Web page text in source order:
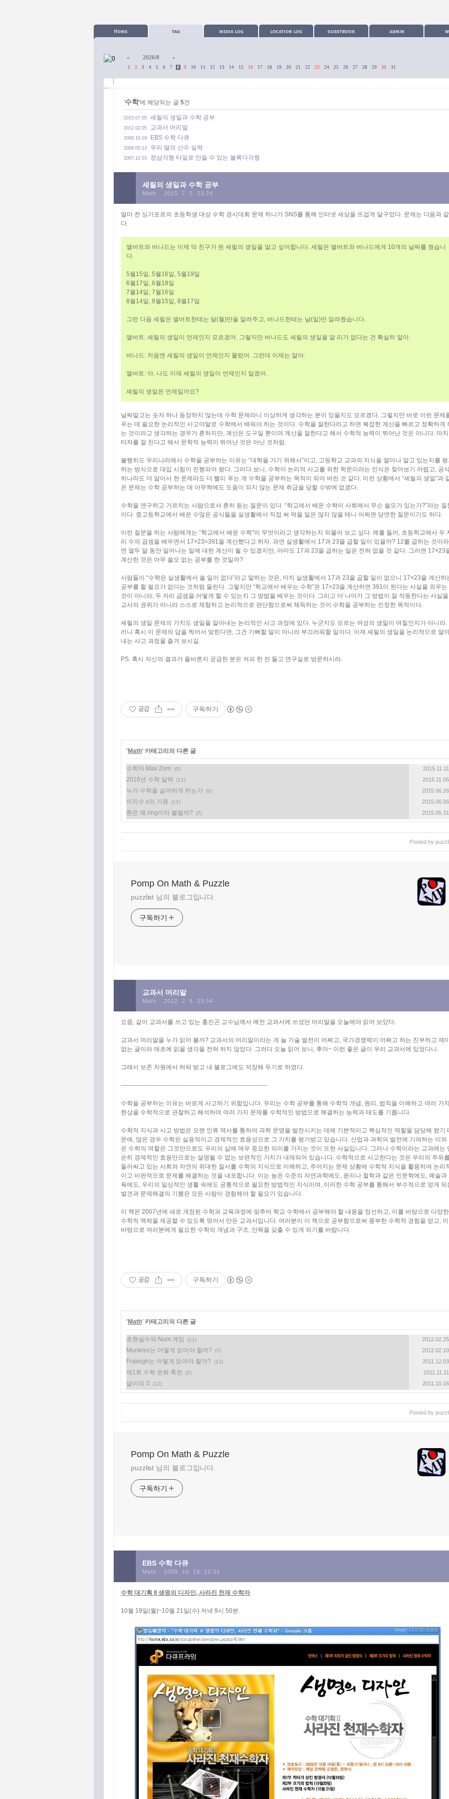
« 2026/8 »
1 2 3 4 5 6 7 8 9 10 11 12 13 14 15 16 17 18 19 20 21 22 23 24 25 26 27 28 29 30 31
'수학'에 해당되는 글 5건
2015.07.05 셰릴의 생일과 수학 공부
2012.02.05 교과서 머리말
2009.10.19 EBS 수학 다큐
2009.05.13 우리 딸의 산수 실력
2007.12.03 정삼각형 타일로 만들 수 있는 볼록다각형
셰릴의 생일과 수학 공부
Math 2015. 7. 5. 23:24
얼마 전 싱가포르의 초등학생 대상 수학 경시대회 문제 하나가 SNS를 통해 인터넷 세상을 뜨겁게 달구었다. 문제는 다음과 같
다.
앨버트와 버나드는 이제 막 친구가 된 셰릴의 생일을 알고 싶어합니다. 셰릴은 앨버트와 버나드에게 10개의 날짜를 줬습니
다.
5월15일, 5월16일, 5월19일
6월17일, 6월18일
7월14일, 7월16일
8월14일, 8월15일, 8월17일
그런 다음 셰릴은 앨버트한테는 달(월)만을 알려주고, 버나드한테는 날(일)만 알려줬습니다.
앨버트: 셰릴의 생일이 언제인지 모르겠어. 그렇지만 버나드도 셰릴의 생일을 알 리가 없다는 건 확실히 알아.
버나드: 처음엔 셰릴의 생일이 언제인지 몰랐어. 그런데 이제는 알아.
앨버트: 아, 나도 이제 셰릴의 생일이 언제인지 알겠어.
셰릴의 생일은 언제일까요?
날짜말고는 숫자 하나 등장하지 않는데 수학 문제라니 이상하게 생각하는 분이 있을지도 모르겠다. 그렇지만 바로 이런 문제
푸는 데 필요한 논리적인 사고야말로 수학에서 배워야 하는 것이다. 수학을 잘한다라고 하면 복잡한 계산을 빠르고 정확하게
는 것이라고 생각하는 경우가 흔하지만, 계산은 도구일 뿐이며 계산을 잘한다고 해서 수학적 능력이 뛰어난 것은 아니다. 마치
타자를 잘 친다고 해서 문학적 능력이 뛰어난 것은 아닌 것처럼.
불행히도 우리나라에서 수학을 공부하는 이유는 “대학을 가기 위해서”이고, 고등학교 교과의 지식을 얼마나 알고 있는지를
하는 방식으로 대입 시험이 진행되어 왔다. 그러다 보니, 수학이 논리적 사고를 위한 학문이라는 인식은 찾아보기 어렵고, 공
하나라도 더 알아서 한 문제라도 더 빨리 푸는 게 수학을 공부하는 목적이 되어 버린 것 같다. 이런 상황에서 “셰릴의 생일”과
은 문제는 수학 공부하는 데 아무짝에도 도움이 되지 않는 문제 취급을 당할 수밖에 없겠다.
수학을 연구하고 가르치는 사람으로서 흔히 듣는 질문이 있다. “학교에서 배운 수학이 사회에서 무슨 쓸모가 있는가?”라는 질
이다. 중고등학교에서 배운 수많은 공식들을 실생활에서 직접 써 먹을 일은 많지 않을 테니 어쩌면 당연한 질문이기도 하다.
이런 질문을 하는 사람에게는 “학교에서 배운 수학”이 무엇이라고 생각하는지 되물어 보고 싶다. 예를 들어, 초등학교에서 두
리 수의 곱셈을 배우면서 17×23=391을 계산했다고 하자. 과연 실생활에서 17과 23을 곱할 일이 있을까? 12를 곱하는 것이라
면 열두 달 동안 일어나는 일에 대한 계산이 될 수 있겠지만, 아마도 17과 23을 곱하는 일은 전혀 없을 것 같다. 그러면 17×23
계산한 것은 아무 쓸모 없는 공부를 한 것일까?
사람들이 “수학은 실생활에서 쓸 일이 없다”라고 말하는 것은, 마치 실생활에서 17과 23을 곱할 일이 없으니 17×23을 계산하
공부를 할 필요가 없다는 것처럼 들린다. 그렇지만 “학교에서 배우는 수학”은 17×23을 계산하면 391이 된다는 사실을 외우는
것이 아니라, 두 자리 곱셈을 어떻게 할 수 있는지 그 방법을 배우는 것이다. 그리고 더 나아가 그 방법이 잘 작동한다는 사실을
교사의 권위가 아니라 스스로 체험하고 논리적으로 판단함으로써 체득하는 것이 수학을 공부하는 진정한 목적이다.
셰릴의 생일 문제의 가치도 생일을 알아내는 논리적인 사고 과정에 있다. 누군지도 모르는 여성의 생일이 며칠인지가 아니라.
러니 혹시 이 문제의 답을 찍어서 맞힌다면, 그건 기뻐할 일이 아니라 부끄러워할 일이다. 이제 셰릴의 생일을 논리적으로 알
내는 사고 과정을 즐겨 보시길.
PS. 혹시 자신의 결과가 올바른지 궁금한 분은 커피 한 잔 들고 연구실로 방문하시라.
공감 구독하기
'Math' 카테고리의 다른 글
수학자 Max Zorn (0) 2015.11.11
2016년 수학 달력 (11) 2015.11.05
누가 수학을 싫어하게 하는가 (0) 2015.06.26
미지수 x의 기원 (11) 2015.06.06
환은 왜 ring이라 불릴까? (7) 2015.05.31
: Posted by
Pomp On Math & Puzzle
puzzlist 님의 블로그입니다.
구독하기
교과서 머리말
Math 2012. 2. 5. 23:54
요즘, 같이 교과서를 쓰고 있는 홍진곤 교수님께서 예전 교과서에 쓰셨던 머리말을 오늘에야 읽어 보았다.
교과서 머리말을 누가 읽어 볼까? 교과서의 머리말이라는 게 늘 기술 발전이 어쩌고, 국가경쟁력이 어쩌고 하는 진부하고 재
없는 글이라 애초에 읽을 생각을 전혀 하지 않았다. 그러다 오늘 읽어 보니, 후아~ 이런 좋은 글이 우리 교과서에 있었다니.
그래서 보존 차원에서 허락 받고 내 블로그에도 저장해 두기로 하였다.
-------------------------------------------------------------------------
수학을 공부하는 이유는 바르게 사고하기 위함입니다. 우리는 수학 공부를 통해 수학적 개념, 원리, 법칙을 이해하고 여러 가
현상을 수학적으로 관찰하고 해석하며 여러 가지 문제를 수학적인 방법으로 해결하는 능력과 태도를 기릅니다.
수학적 지식과 사고 방법은 오랜 인류 역사를 통하여 과학 문명을 발전시키는 데에 기본적이고 핵심적인 역할을 담당해 왔기
문에, 많은 경우 수학은 실용적이고 경제적인 효용성으로 그 가치를 평가받고 있습니다. 산업과 과학의 발전에 기여하는 이와
은 수학의 역할은 그것만으로도 우리의 삶에 매우 중요한 의미를 가지는 것이 또한 사실입니다. 그러나 수학이라는 교과에는
순히 경제적인 효용만으로는 설명될 수 없는 보편적인 가치가 내재되어 있습니다. 수학적으로 사고한다는 것은 우리의 주위
둘러싸고 있는 사회와 자연의 위대한 질서를 수학의 지식으로 이해하고, 주어지는 문제 상황에 수학적 지식을 활용하여 논리
이고 비판적으로 문제를 해결하는 것을 내포합니다. 이는 높은 수준의 자연과학에도, 윤리나 철학과 같은 인문학에도, 예술과
육에도, 우리의 일상적인 생활 속에도 공통적으로 필요한 방법적인 지식이며, 이러한 수학 공부를 통해서 부수적으로 얻게 되
발견과 문제해결의 기쁨은 모든 사람이 경험해야 할 필요가 있습니다.
이 책은 2007년에 새로 개정된 수학과 교육과정에 맞추어 학교 수학에서 공부해야 할 내용을 정선하고, 이를 바탕으로 다양한
수학적 맥락을 제공할 수 있도록 엮어서 만든 교과서입니다. 여러분이 이 책으로 공부함으로써 풍부한 수학적 경험을 얻고,
바탕으로 여러분에게 필요한 수학의 개념과 구조, 안목을 갖출 수 있게 되기를 바랍니다.
공감 구독하기
'Math' 카테고리의 다른 글
초현실수와 Num 게임 (11) 2012.02.25
Munkres는 어떻게 읽어야 할까? (7) 2012.02.10
Fraleigh는 어떻게 읽어야 할까? (12) 2011.12.03
제1회 수학 문화 축전 (2) 2011.11.11
넓이의 S (12) 2011.10.16
: Posted by
Pomp On Math & Puzzle
puzzlist 님의 블로그입니다.
구독하기
EBS 수학 다큐
Math 2009. 10. 19. 12:31
수학 대기획 II 생명의 디자인, 사라진 천재 수학자
10월 19일(월)~10월 21일(수) 저녁 9시 50분.
공지사항
최근에 올라온 글
최근에 달린 댓글
글 보관함